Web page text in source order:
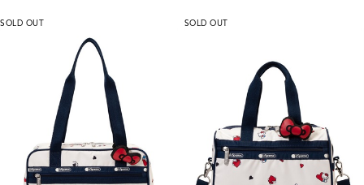
SOLD OUT SOLD OUT